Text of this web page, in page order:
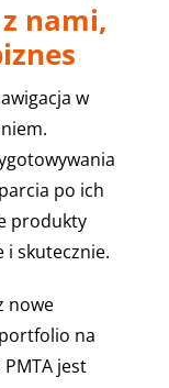
nami,
w
po ich
produkty
i skutecznie.
nowe
na
jest